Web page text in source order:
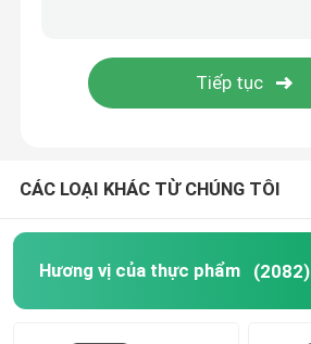
bột đông khô
CÁC LOẠI KHÁC TỪ CHÚNG TÔI
Hương vị của thực phẩm (2082)